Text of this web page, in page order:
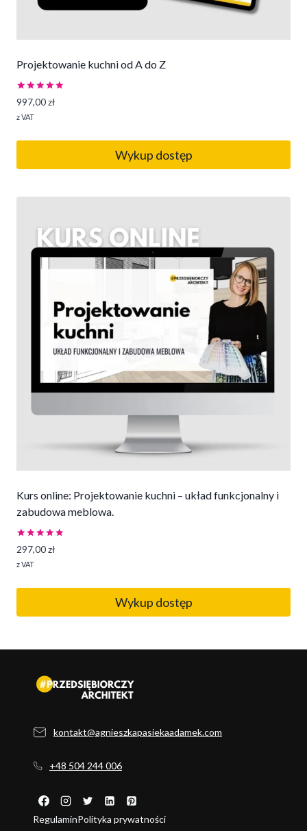
Projektowanie kuchni od A do Z
Oceniono
5.00
na 5
997,00zł
z VAT
Wykup dostęp
Kurs online: Projektowanie kuchni – układ funkcjonalny i
zabudowa meblowa.
Oceniono
5.00
na 5
297,00zł
z VAT
Wykup dostęp
kontakt@agnieszkapasiekaadamek.com
+48 504 244 006
RegulaminPolityka prywatności